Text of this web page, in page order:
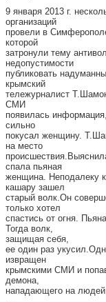
9 января 2013 г.
организаций
провели в
которой
затронули тему
недопустимости
публиковать
крымский
тележурналист
СМИ
появилась
сильно
покусал женщину.
на место
спала пьяная
женщина. Неподалеку
кашару зашел
старый волк.Он
только хотел
спастись от огня.
Тогда волк,
защищая себя,
ее один раз
извращен
крымскими СМИ и
демона,
нападающего на